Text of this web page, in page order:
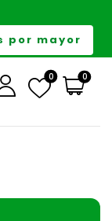
por mayor
0 0